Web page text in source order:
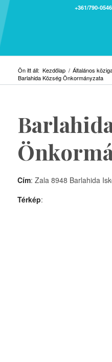
+361/790-0546
Ön itt áll: Kezdőlap / Általános
Barlahida Község Önkormányzata
Cím: Zala 8948 Barlahida
Térkép: